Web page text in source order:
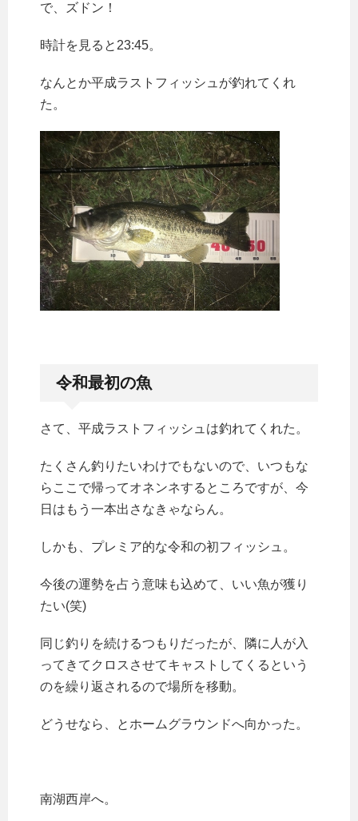
で、ズドン！
時計を見ると23:45。
なんとか平成ラストフィッシュが釣れてくれ
た。
令和最初の魚
さて、平成ラストフィッシュは釣れてくれた。
たくさん釣りたいわけでもないので、いつもな
らここで帰ってオネンネするところですが、今
日はもう一本出さなきゃならん。
しかも、プレミア的な令和の初フィッシュ。
今後の運勢を占う意味も込めて、いい魚が獲り
たい(笑)
同じ釣りを続けるつもりだったが、隣に人が入
ってきてクロスさせてキャストしてくるという
のを繰り返されるので場所を移動。
どうせなら、とホームグラウンドへ向かった。
南湖西岸へ。